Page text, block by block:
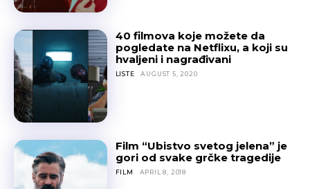
40 filmova koje možete da
pogledate na Netflixu, a koji su
hvaljeni i nagrađivani
LISTE AUGUST 5, 2020
Film “Ubistvo svetog jelena” je
gori od svake grčke tragedije
FILM APRIL 8, 2018